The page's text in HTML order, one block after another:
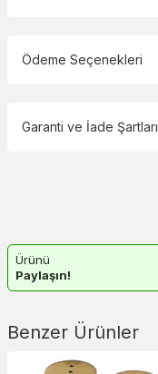
Ödeme Seçenekleri
Garanti ve İade Şartları
Ürünü
Paylaşın!
Benzer Ürünler